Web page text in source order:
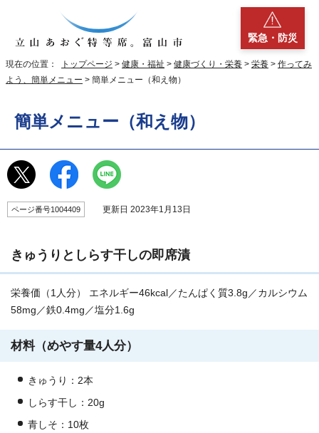
緊急・防災
現在の位置： トップページ > 健康・福祉 > 健康づくり・栄養 > 栄養 > 作ってみ
よう、簡単メニュー > 簡単メニュー（和え物）
簡単メニュー（和え物）
ページ番号1004409 更新日 2023年1月13日
きゅうりとしらす干しの即席漬
栄養価（1人分） エネルギー46kcal／たんぱく質3.8g／カルシウム
58mg／鉄0.4mg／塩分1.6g
材料（めやす量4人分）
きゅうり：2本
しらす干し：20g
青しそ：10枚